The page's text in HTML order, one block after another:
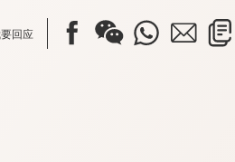
回应